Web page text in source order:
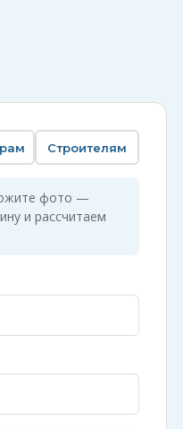
Строителям
фото —
и рассчитаем